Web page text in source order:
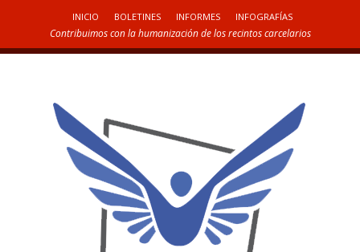
INICIO BOLETINES INFORMES INFOGRAFÍAS
Contribuimos con la humanización de los recintos carcelarios